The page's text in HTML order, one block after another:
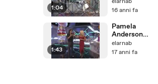
1:04
16 anni fa
1:43
Pamela
Anderson
schiaffeggia
un
elarnab
17 anni fa